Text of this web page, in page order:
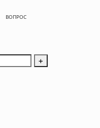
ВОПРОС
+